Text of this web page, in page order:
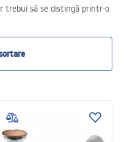
trebui să se distingă printr-o
și astfel previne formarea
mirosurilor neplăcute.